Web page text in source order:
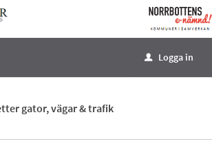
u Logga in
gator, vägar & trafik